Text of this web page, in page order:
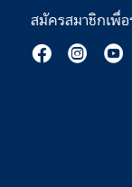
สมัครสมาชิกเพื่